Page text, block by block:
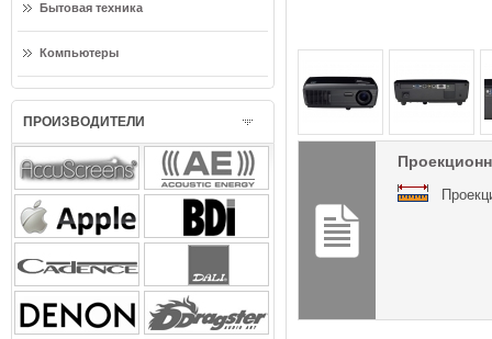
Бытовая техника
Компьютеры
ПРОИЗВОДИТЕЛИ